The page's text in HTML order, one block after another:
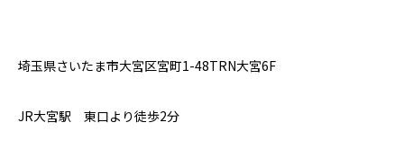
埼玉県さいたま市大宮区宮町1-48TRN大宮6F⁣
JR大宮駅 東口より徒歩2分⁣